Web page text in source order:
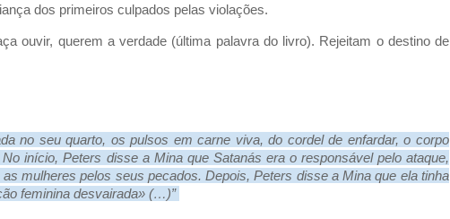
dos primeiros culpados pelas violações.
ouvir, querem a verdade (última palavra do livro). Rejeitam o destino de
no seu quarto, os pulsos em carne viva, do cordel de enfardar, o corpo
início, Peters disse a Mina que Satanás era o responsável pelo ataque,
mulheres pelos seus pecados. Depois, Peters disse a Mina que ela tinha
feminina desvairada» (…)”